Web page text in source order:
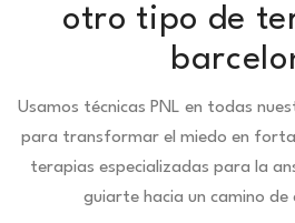
otro tipo de
Usamos técnicas PNL en todas
para transformar el miedo en
terapias especializadas para la
guiarte hacia un camino de